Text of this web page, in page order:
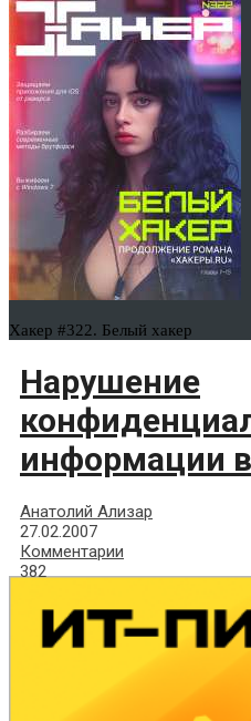
Хакер #322. Белый хакер
Нарушение
информации
Анатолий Ализар
27.02.2007
Комментарии
382